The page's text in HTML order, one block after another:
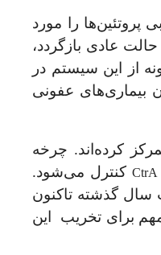
پروتئین‌ها را مورد
عادی بازگردد،
از این سیستم در
بیماری‌های عفونی
کرده اند. چرخه
CtrAکنترل می‌شود.
سال گذشته تا‌کنون
برای تخریب
این